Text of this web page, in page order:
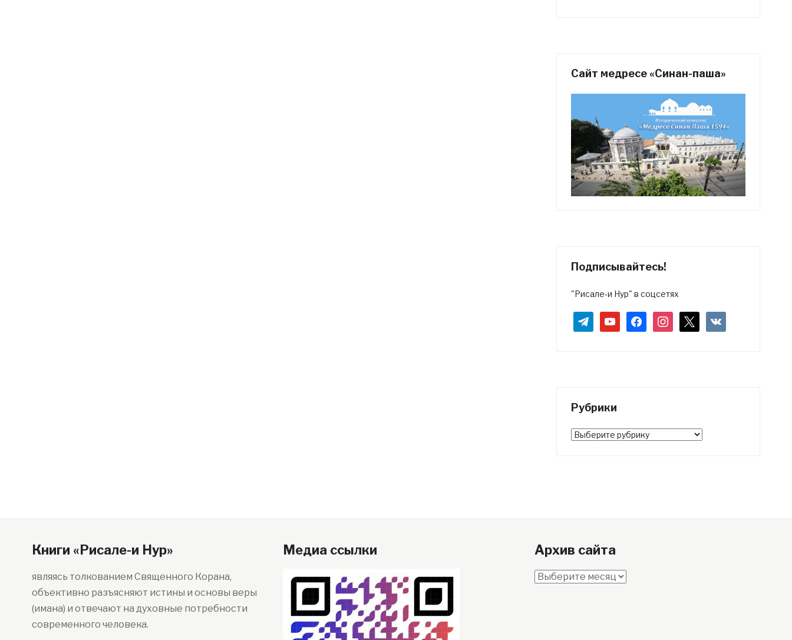
Сайт медресе «Синан-паша»
Подписывайтесь!
"Рисале-и Нур" в соцсетях
telegramyoutubefacebookinstagram vkontakte
Рубрики
Рубрики
Книги «Рисале-и Нур»
являясь толкованием Священного Корана,
объективно разъясняют истины и основы веры
(имана) и отвечают на духовные потребности
современного человека.
Медиа ссылки Архив сайта
Архив